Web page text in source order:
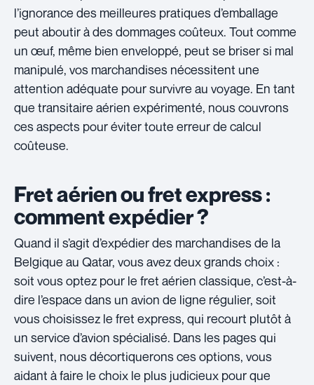
l’ignorance des meilleures pratiques d’emballage
peut aboutir à des dommages coûteux. Tout comme
un œuf, même bien enveloppé, peut se briser si mal
manipulé, vos marchandises nécessitent une
attention adéquate pour survivre au voyage. En tant
que transitaire aérien expérimenté, nous couvrons
ces aspects pour éviter toute erreur de calcul
coûteuse.
Fret aérien ou fret express :
comment expédier ?
Quand il s’agit d’expédier des marchandises de la
Belgique au Qatar, vous avez deux grands choix :
soit vous optez pour le fret aérien classique, c’est-à-
dire l’espace dans un avion de ligne régulier, soit
vous choisissez le fret express, qui recourt plutôt à
un service d’avion spécialisé. Dans les pages qui
suivent, nous décortiquerons ces options, vous
aidant à faire le choix le plus judicieux pour que